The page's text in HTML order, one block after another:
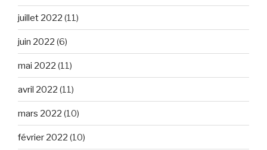
juillet 2022 (11)
juin 2022 (6)
mai 2022 (11)
avril 2022 (11)
mars 2022 (10)
février 2022 (10)